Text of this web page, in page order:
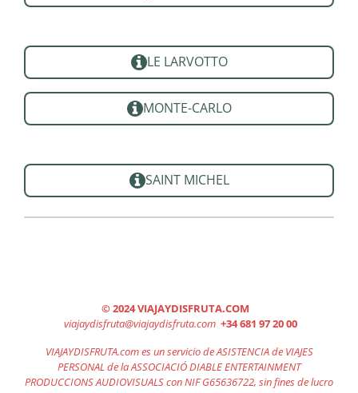
LE LARVOTTO
MONTE-CARLO
SAINT MICHEL
© 2024 VIAJAYDISFRUTA.COM
viajaydisfruta@viajaydisfruta.com +34 681 97 20 00
VIAJAYDISFRUTA.com es un servicio de ASISTENCIA de VIAJES
PERSONAL de la ASSOCIACIÓ DIABLE ENTERTAINMENT
PRODUCCIONS AUDIOVISUALS con NIF G65636722, sin fines de lucro